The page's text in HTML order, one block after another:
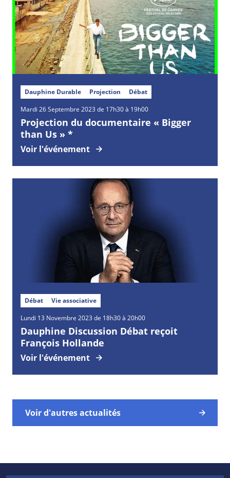
Dauphine Durable Projection Débat
Mardi 26Septembre 2023 de 17h30 à 19h00
Projection du documentaire « Bigger
than Us » *
Voir l'événement
Débat Vie associative
Lundi 13 Novembre 2023 de 18h30 à 20h00
Dauphine Discussion Débat reçoit
François Hollande
Voir l'événement
Voir d'autres actualités